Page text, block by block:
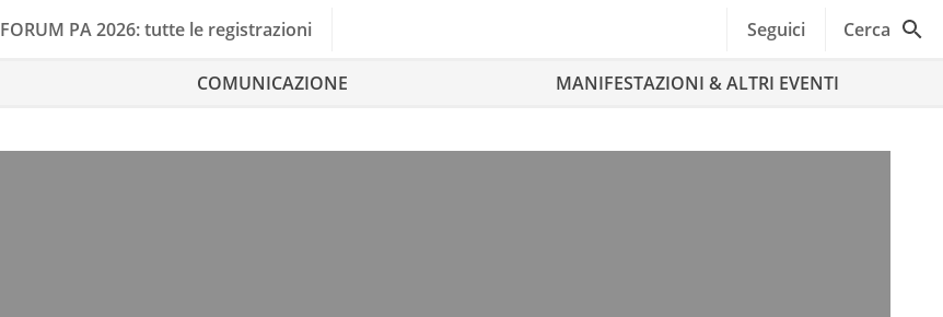
FORUM PA 2026: tutte le registrazioni Seguici Cerca
COMUNICAZIONE MANIFESTAZIONI & ALTRI EVENTI